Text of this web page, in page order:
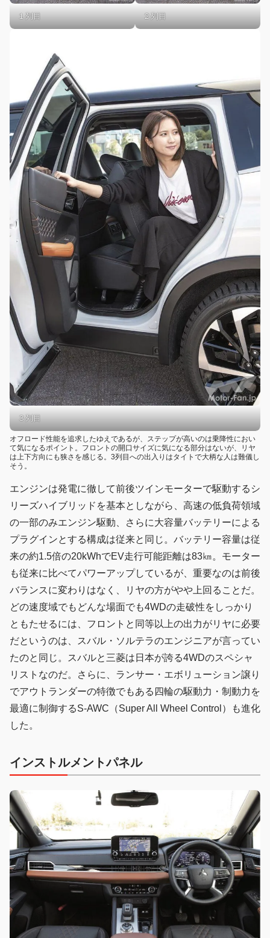
１列目 ２列目
３列目
オフロード性能を追求したゆえであるが、ステップが高いのは乗降性におい
て気になるポイント。フロントの開口サイズに気になる部分はないが、リヤ
は上下方向にも狭さを感じる。3列目への出入りはタイトで大柄な人は難儀し
そう。
エンジンは発電に徹して前後ツインモーターで駆動するシ
リーズハイブリッドを基本としながら、高速の低負荷領域
の一部のみエンジン駆動、さらに大容量バッテリーによる
プラグインとする構成は従来と同じ。バッテリー容量は従
来の約1.5倍の20kWhでEV走行可能距離は83㎞。モーター
も従来に比べてパワーアップしているが、重要なのは前後
バランスに変わりはなく、リヤの方がやや上回ることだ。
どの速度域でもどんな場面でも4WDの走破性をしっかり
ともたせるには、フロントと同等以上の出力がリヤに必要
だというのは、スバル・ソルテラのエンジニアが言ってい
たのと同じ。スバルと三菱は日本が誇る4WDのスペシャ
リストなのだ。さらに、ランサー・エボリューション譲り
でアウトランダーの特徴でもある四輪の駆動力・制動力を
最適に制御するS-AWC（Super All Wheel Control）も進化
した。
インストルメントパネル